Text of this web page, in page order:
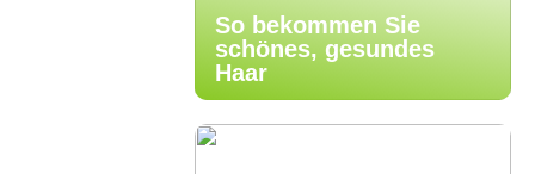
So bekommen Sie
schönes, gesundes
Haar